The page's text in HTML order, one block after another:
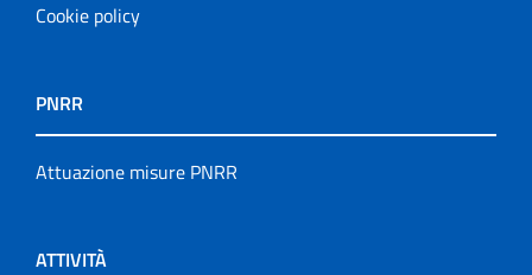
Cookie policy
PNRR
Attuazione misure PNRR
ATTIVITÀ